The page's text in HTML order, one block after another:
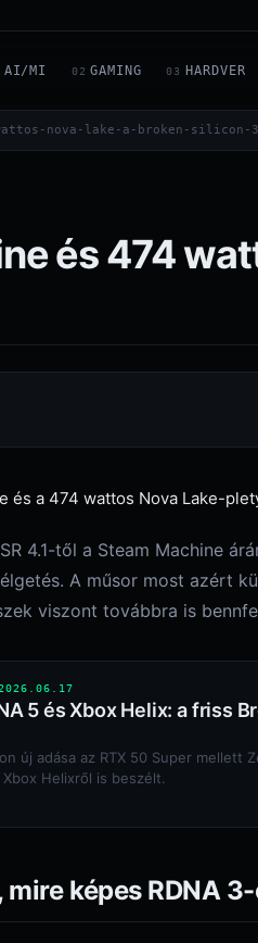
AI/MI 02 GAMING 03 HARDVER
nova-lake-a-broken-silicon-
és 474
és a 474 wattos Nova Lake-
4.1-től a Steam Machine
A műsor most azért
viszont továbbra is
5 és Xbox Helix: a friss
új adása az RTX 50 Super mellett
Helixről is beszélt.
képes RDNA